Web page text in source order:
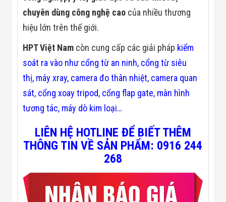
Đội
Dự Án Khối Nhà
Xưởng -
Logistics
Tin Tức
Tin Khuyến Mãi
Tin Tuyển Dụng
chuyên dùng công nghệ cao của nhiều thương
hiệu lớn trên thế giới.
HPT Việt Nam còn cung cấp các giải pháp kiểm
soát ra vào như cổng từ an ninh, cổng từ siêu
thị, máy xray, camera đo thân nhiệt, camera quan
sát, cổng xoay tripod, cổng flap gate, màn hình
tương tác, máy dò kim loại…
LIÊN HỆ HOTLINE ĐỂ BIẾT THÊM
THÔNG TIN VỀ SẢN PHẨM: 0916 244
268